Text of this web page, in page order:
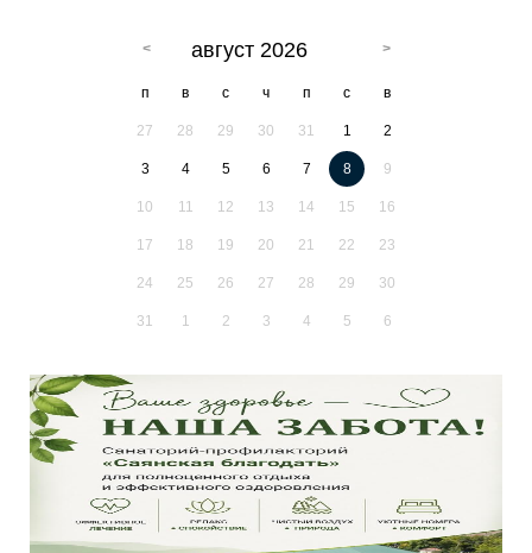
август 2026
п в с ч п с в
27 28 29 30 31 1 2
3 4 5 6 7 8 9
10 11 12 13 14 15 16
17 18 19 20 21 22 23
24 25 26 27 28 29 30
31 1 2 3 4 5 6